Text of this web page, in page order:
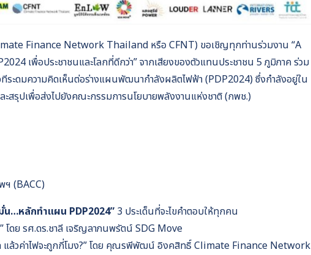
Finance Network Thailand หรือ CFNT) ขอเชิญทุกท่านร่วมงาน “A
เพื่อประชาชนและโลกที่ดีกว่า” จากเสียงของตัวแทนประชาชน 5 ภูมิภาค ร่วม
ระดมความคิดเห็นต่อร่างแผนพัฒนากำลังผลิตไฟฟ้า (PDP2024) ซึ่งกำลังอยู่ใน
สรุปเพื่อส่งไปยังคณะกรรมการนโยบายพลังงานแห่งชาติ (กพช.)
(BACC)
น…หลักทำแผน PDP2024” 3 ประเด็นที่จะไขคำตอบให้ทุกคน
ดย รศ.ดร.ชาลี เจริญลาภนพรัตน์ SDG Move
แล้วค่าไฟจะถูกกี่โมง?” โดย คุณรพีพัฒน์ อิงคสิทธิ์ Climate Finance Network